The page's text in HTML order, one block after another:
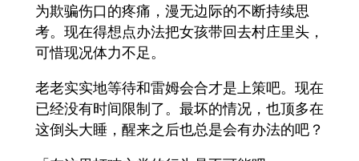
为欺骗伤口的疼痛，漫无边际的不断持续思
考。现在得想点办法把女孩带回去村庄里头，
可惜现况体力不足。
老老实实地等待和雷姆会合才是上策吧。现在
已经没有时间限制了。最坏的情况，也顶多在
这倒头大睡，醒来之后也总是会有办法的吧？